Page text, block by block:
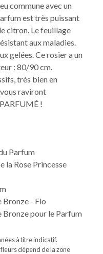
commune avec un
est très puissant
citron. Le feuillage
aux maladies.
gelées. Ce rosier a un
: 80/90 cm.
très bien en
raviront
!
Parfum
la Rose Princesse
Bronze - Flo
pour le Parfum
à titre indicatif.
dépend de la zone